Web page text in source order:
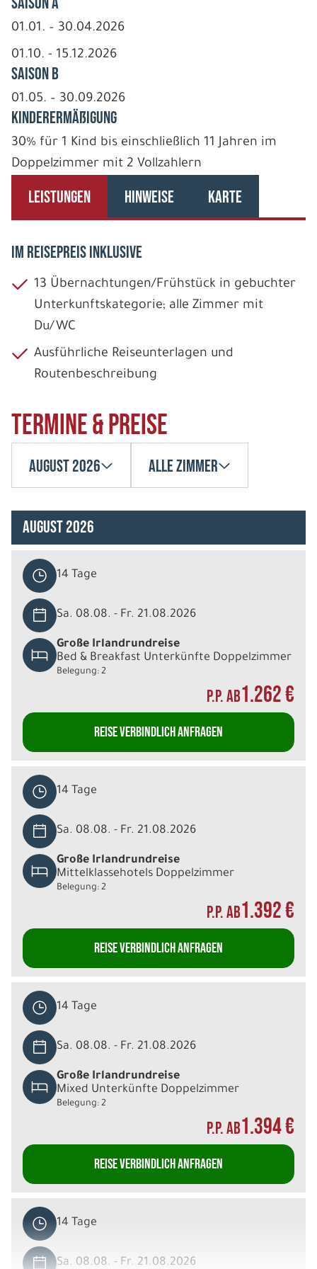
01.01. – 30.04.2026
01.10. - 15.12.2026
Saison B
01.05. – 30.09.2026
Kinderermäßigung
30% für 1 Kind bis einschließlich 11 Jahren im
Doppelzimmer mit 2 Vollzahlern
LEISTUNGEN HINWEISE KARTE
IM REISEPREIS INKLUSIVE
13 Übernachtungen/Frühstück in gebuchter
Unterkunftskategorie; alle Zimmer mit
Du/WC
Ausführliche Reiseunterlagen und
Routenbeschreibung
Termine & Preise
August 2026 Alle Zimmer
August 2026
14 Tage
Sa. 08.08. - Fr. 21.08.2026
Große Irlandrundreise
Bed & Breakfast Unterkünfte Doppelzimmer
Belegung: 2
P.P. AB1.262 €
REISE VERBINDLICH ANFRAGEN
14 Tage
Sa. 08.08. - Fr. 21.08.2026
Große Irlandrundreise
Mittelklassehotels Doppelzimmer
Belegung: 2
P.P. AB1.392 €
REISE VERBINDLICH ANFRAGEN
14 Tage
Sa. 08.08. - Fr. 21.08.2026
Große Irlandrundreise
Mixed Unterkünfte Doppelzimmer
Belegung: 2
P.P. AB1.394 €
REISE VERBINDLICH ANFRAGEN
14 Tage
Sa. 08.08. - Fr. 21.08.2026